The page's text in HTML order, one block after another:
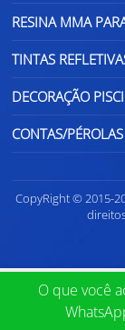
RESINA MMA
TINTAS
DECORAÇÃO
CONTAS/
CopyRight © 2015-
O que você